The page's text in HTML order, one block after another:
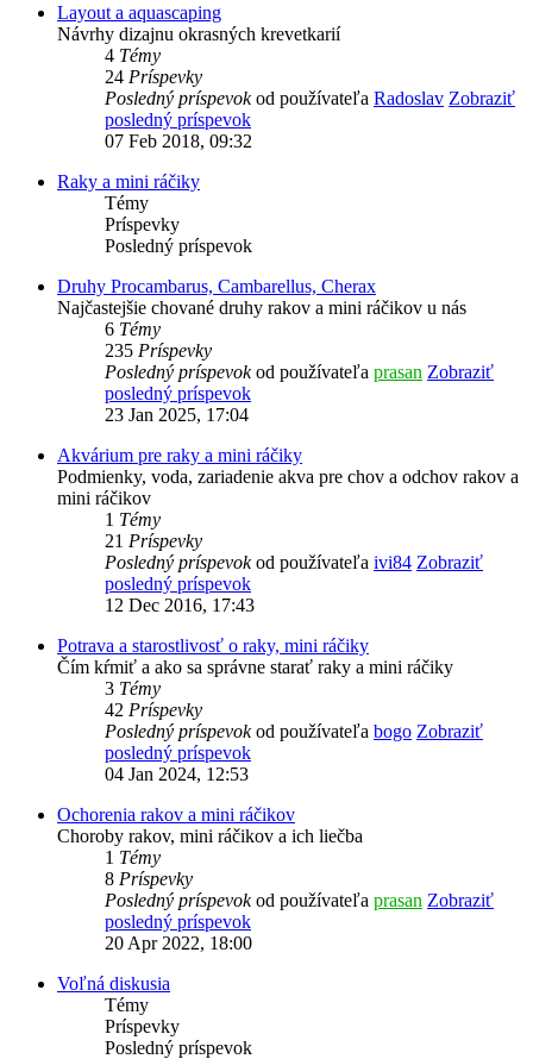
Layout a aquascaping
Návrhy dizajnu okrasných krevetkarií
4 Témy
24 Príspevky
Posledný príspevokod používateľa Radoslav Zobraziť
posledný príspevok
07 Feb 2018, 09:32
Raky a mini ráčiky
Témy
Príspevky
Posledný príspevok
Druhy Procambarus, Cambarellus, Cherax
Najčastejšie chované druhy rakov a mini ráčikov u nás
6 Témy
235 Príspevky
Posledný príspevokod používateľa prasan Zobraziť
posledný príspevok
23 Jan 2025, 17:04
Akvárium pre raky a mini ráčiky
Podmienky, voda, zariadenie akva pre chov a odchov rakov a
mini ráčikov
1 Témy
21 Príspevky
Posledný príspevokod používateľa ivi84 Zobraziť
posledný príspevok
12 Dec 2016, 17:43
Potrava a starostlivosť o raky, mini ráčiky
Čím kŕmiť a ako sa správne starať raky a mini ráčiky
3 Témy
42 Príspevky
Posledný príspevokod používateľa bogo Zobraziť
posledný príspevok
04 Jan 2024, 12:53
Ochorenia rakov a mini ráčikov
Choroby rakov, mini ráčikov a ich liečba
1 Témy
8 Príspevky
Posledný príspevokod používateľa prasan Zobraziť
posledný príspevok
20 Apr 2022, 18:00
Voľná diskusia
Témy
Príspevky
Posledný príspevok